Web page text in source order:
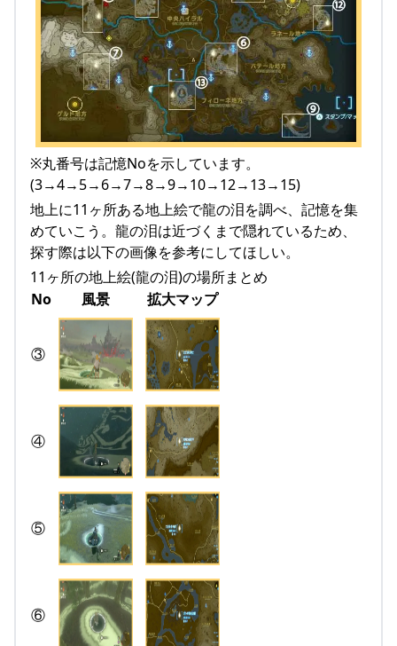
※丸番号は記憶Noを示しています。
(3→4→5→6→7→8→9→10→12→13→15)
地上に11ヶ所ある地上絵で龍の泪を調べ、記憶を集
めていこう。龍の泪は近づくまで隠れているため、
探す際は以下の画像を参考にしてほしい。
11ヶ所の地上絵(龍の泪)の場所まとめ
No
風景 拡大マップ
③
④
⑤
⑥